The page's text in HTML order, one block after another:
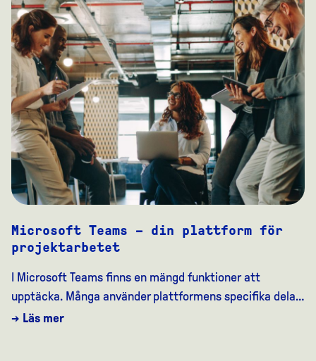
Microsoft Teams – din plattform för
projektarbetet
I Microsoft Teams finns en mängd funktioner att
upptäcka. Många använder plattformens specifika dela…
→ Läs mer